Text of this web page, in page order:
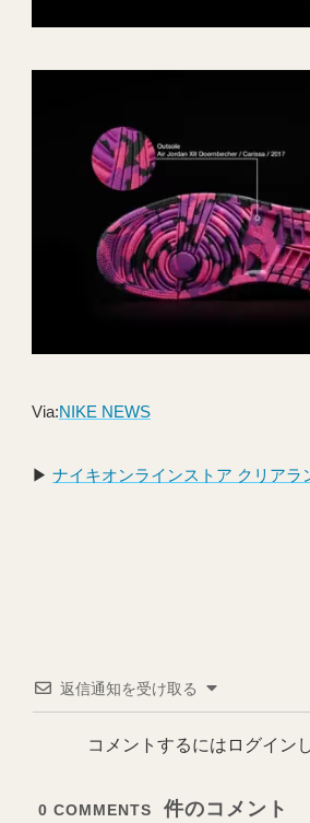
Via:NIKE NEWS
▶︎ ナイキオンラインストア クリアラ
返信通知を受け取る
コメントするにはログイン
0 COMMENTS